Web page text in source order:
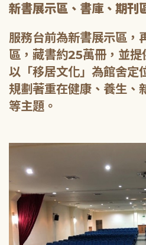
新書展示區、書庫、期刊
服務台前為新書展示區，
區，藏書約25萬冊，並提
以「移居文化」為館舍定
規劃著重在健康、養生、
等主題。